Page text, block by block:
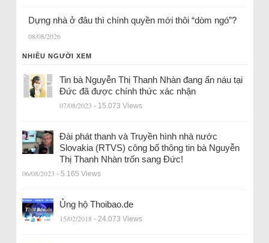
Dựng nhà ở đâu thì chính quyền mới thôi “dòm ngó”?
08/08/2026
NHIỀU NGƯỜI XEM
Tin bà Nguyễn Thị Thanh Nhàn đang ẩn náu tại
Đức đã được chính thức xác nhận
07/08/2023 - 15.073 Views
Đài phát thanh và Truyền hình nhà nước
Slovakia (RTVS) công bố thông tin bà Nguyễn
Thị Thanh Nhàn trốn sang Đức!
06/08/2023 - 5.165 Views
Ủng hộ Thoibao.de
15/02/2018 - 24.073 Views